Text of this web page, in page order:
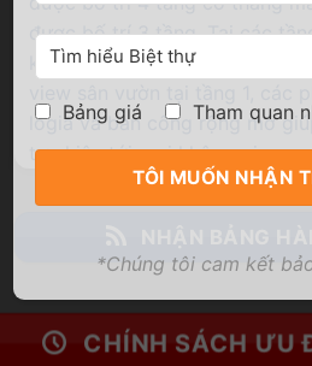
được bố trí 3 tầng. Tại các
kế tỉ mỉ với phòng khách,
logia và ban công rộng mở
tự nhiên tới mọi không gian.
CHÍNH SÁCH ƯU
Bảng giá Tham quan
*Chúng tôi cam kết